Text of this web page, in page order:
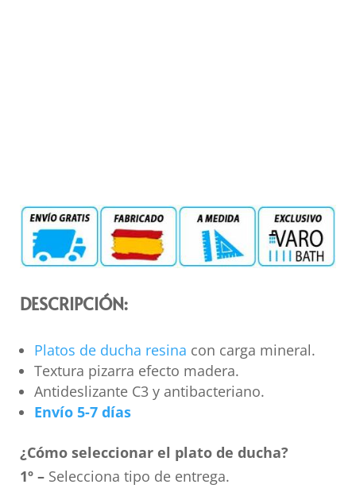
DESCRIPCIÓN:
Platos de ducha resina con carga mineral.
Textura pizarra efecto madera.
Antideslizante C3 y antibacteriano.
Envío 5-7 días
¿Cómo seleccionar el plato de ducha?
1º –Selecciona tipo de entrega.